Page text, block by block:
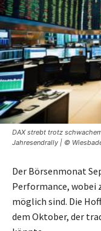
DAX strebt trotz
Jahresendrally | ©
Der Börsenmonat
Performance, wobei
möglich sind. Die
dem Oktober, der